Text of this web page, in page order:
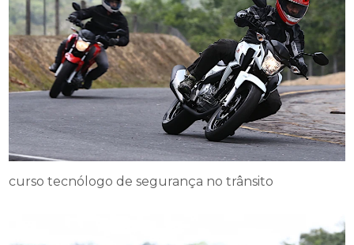
curso tecnólogo de segurança no trânsito